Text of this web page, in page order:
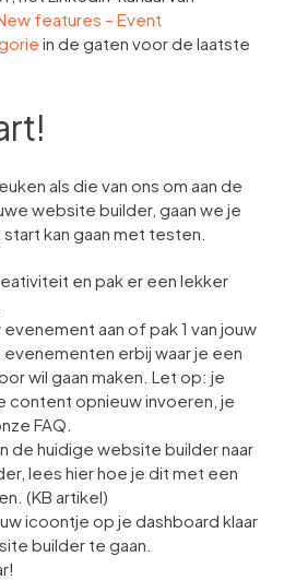
features – Event
in de gaten voor de laatste
als die van ons om aan de
website builder, gaan we je
kan gaan met testen.
en pak er een lekker
evenement aan of pak 1 van jouw
erbij waar je een
wil gaan maken. Let op: je
content opnieuw invoeren, je
FAQ.
de huidige website builder naar
lees hier hoe je dit met een
(KB artikel)
icoontje op je dashboard klaar
builder te gaan.